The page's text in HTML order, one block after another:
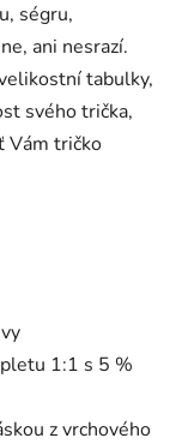
ségru,
ani nesrazí.
tabulky,
svého trička,
Vám tričko
1:1 s 5 %
z vrchového